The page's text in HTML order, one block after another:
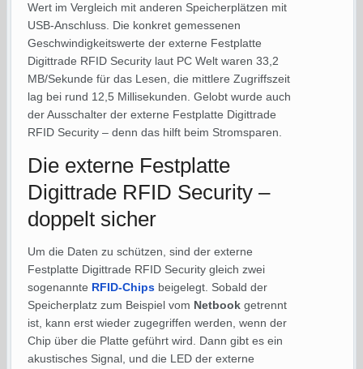
Wert im Vergleich mit anderen Speicherplätzen mit
USB-Anschluss. Die konkret gemessenen
Geschwindigkeitswerte der externe Festplatte
Digittrade RFID Security laut PC Welt waren 33,2
MB/Sekunde für das Lesen, die mittlere Zugriffszeit
lag bei rund 12,5 Millisekunden. Gelobt wurde auch
der Ausschalter der externe Festplatte Digittrade
RFID Security – denn das hilft beim Stromsparen.
Die externe Festplatte
Digittrade RFID Security –
doppelt sicher
Um die Daten zu schützen, sind der externe
Festplatte Digittrade RFID Security gleich zwei
sogenannte RFID-Chips beigelegt. Sobald der
Speicherplatz zum Beispiel vom Netbookgetrennt
ist, kann erst wieder zugegriffen werden, wenn der
Chip über die Platte geführt wird. Dann gibt es ein
akustisches Signal, und die LED der externe